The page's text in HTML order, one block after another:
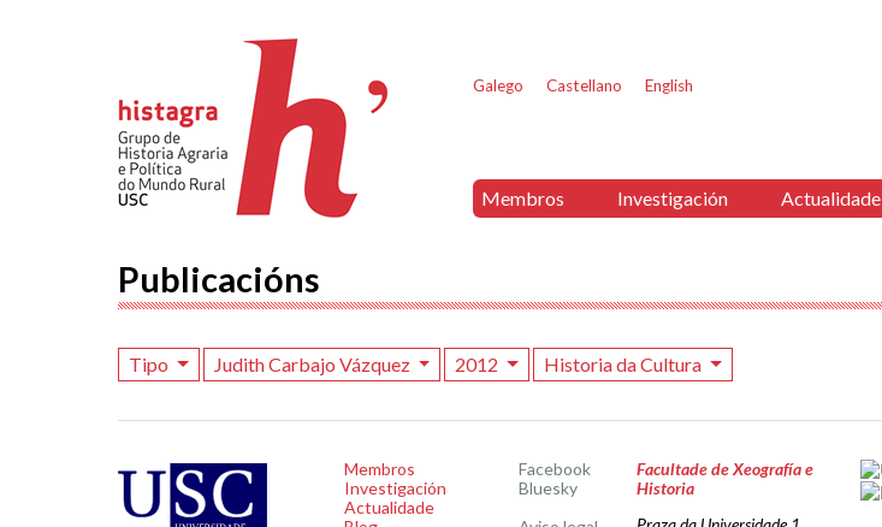
Galego Castellano English
Membros Investigación Actualidade
Publicacións
Tipo Judith Carbajo Vázquez 2012 Historia da Cultura
Membros
Investigación
Actualidade
Facebook
Bluesky
Facultade de Xeografía e
Historia